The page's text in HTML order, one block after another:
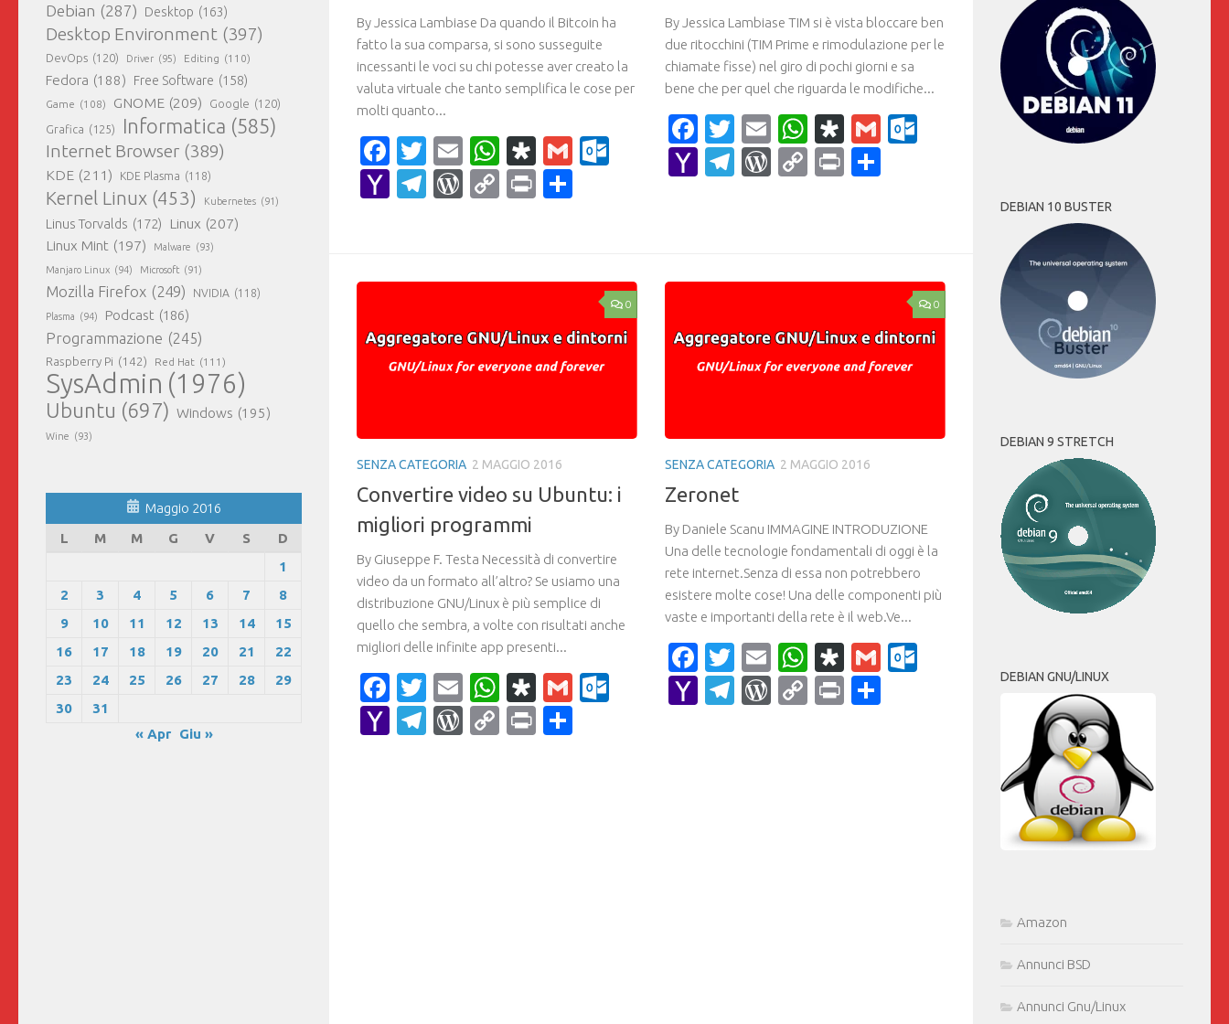
By Jessica Lambiase Da quando il Bitcoin ha
fatto la sua comparsa, si sono susseguite
incessanti le voci su chi potesse aver creato la
valuta virtuale che tanto semplifica le cose per
molti quanto...
Facebook
Twitter
EmailWhatsApp
Diaspora
GmailOutlook.com
YahooTelegram
WordPress
CopyPrintCondividi
By Jessica Lambiase TIM si è vista bloccare ben
due ritocchini (TIM Prime e rimodulazione per le
chiamate fisse) nel giro di pochi giorni e sa
bene che per quel che riguarda le modifiche...
Facebook
Twitter
EmailWhatsApp
Diaspora
GmailOutlook.com
YahooTelegram
WordPress
CopyPrint
0
SENZA CATEGORIA 2 MAGGIO 2016
Convertire video su Ubuntu: i
migliori programmi
By Giuseppe F. Testa Necessità di convertire
video da un formato all’altro? Se usiamo una
distribuzione GNU/Linux è più semplice di
quello che sembra, a volte con risultati anche
migliori delle infinite app presenti...
Facebook
Twitter
EmailWhatsApp
Diaspora
GmailOutlook.com
YahooTelegram
WordPress
CopyPrint
0
SENZA CATEGORIA 2 MAGGIO 2016
Zeronet
By Daniele Scanu IMMAGINE INTRODUZIONE
Una delle tecnologie fondamentali di oggi è la
rete internet.Senza di essa non potrebbero
esistere molte cose! Una delle componenti più
vaste e importanti della rete è il web.Ve...
Facebook
Twitter
EmailWhatsApp
Diaspora
Gmail
YahooTelegram
WordPress
CopyPrint
Debian (287) Desktop (163)
Desktop Environment (397)
DevOps (120) Driver (95) Editing (110)
Fedora (188) Free Software (158)
Game (108) GNOME (209) Google (120)
Grafica (125) Informatica (585)
Internet Browser (389)
KDE (211) KDE Plasma (118)
Kernel Linux (453) Kubernetes (91)
Linus Torvalds (172) Linux (207)
Linux Mint (197) Malware (93)
Manjaro Linux (94) Microsoft (91)
Mozilla Firefox (249) NVIDIA (118)
Plasma (94) Podcast (186)
Programmazione (245)
Raspberry Pi (142) Red Hat (111)
SysAdmin (1976)
Ubuntu (697) Windows (195)
Wine (93)
Maggio 2016
L
M M G V S
D
1
2
3 4 5 6 7
8
9
10 11 12 13 14
15
16
17 18 19 20 21
22
23
24 25 26 27 28
29
30
31
« Apr
Giu »
DEBIAN 10 BUSTER
DEBIAN 9 STRETCH
DEBIAN GNU/LINUX
Amazon
Annunci BSD
Annunci Gnu/Linux